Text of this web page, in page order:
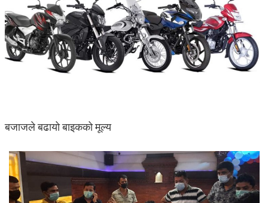
बजाजले बढायो बाइकको मूल्य